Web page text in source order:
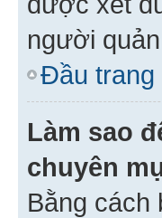
người
Đầu trang
Làm sao
chuyên
Bằng cách